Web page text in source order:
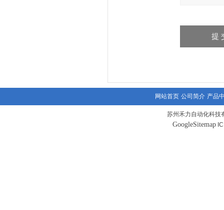
网站首页 公司简介 产品
苏州禾力自动化科技
GoogleSitemap